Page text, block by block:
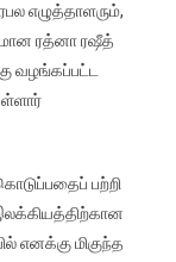
எழுத்தாளரும்,
ரத்னா ரஷீத்
வழங்கப்பட்ட
பற்றி
எனக்கு மிகுந்த